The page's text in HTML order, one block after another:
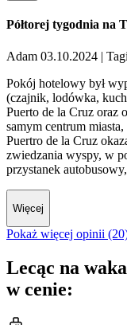
Półtorej tygodnia na
Adam 03.10.2024 |
Pokój hotelowy był
(czajnik, lodówka,
Puerto de la Cruz oraz
samym centrum
Puertro de la Cruz
zwiedzania wyspy, w
przystanek
Więcej
Pokaż więcej opinii
Lecąc na
w cenie: